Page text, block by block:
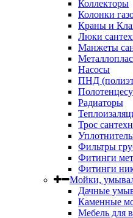
Коллекторы
Колонки
Краны и
Люки
Манжеты
Насосы
ПНД
Радиаторы
Трос
Фильтры
Фитинги
Фитинги
Мойки,
Дачные
Каменные
Мебель для